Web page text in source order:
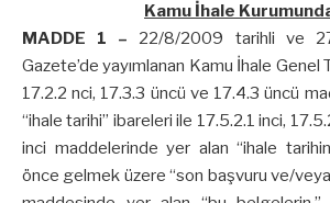
Kamu İhale
MADDE 1 – 22/8/2009 tarihli ve
Gazete’de yayımlanan Kamu İhale Genel
17.2.2 nci, 17.3.3 üncü ve 17.4.3 üncü
“ihale tarihi” ibareleri ile 17.5.2.1 inci,
inci maddelerinde yer alan “ihale
önce gelmek üzere “son başvuru ve/